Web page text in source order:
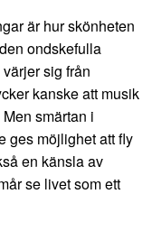
är hur skönheten
ondskefulla
sig från
kanske att musik
smärtan i
ges möjlighet att fly
en känsla av
se livet som ett